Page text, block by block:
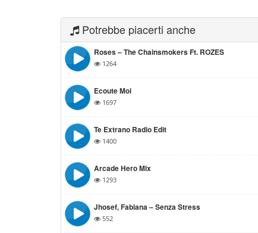
Potrebbe piacerti anche
Roses – The Chainsmokers Ft. ROZES
1264
Ecoute Moi
1697
Te Extrano Radio Edit
1400
Arcade Hero Mix
1293
Jhosef, Fabiana – Senza Stress
552